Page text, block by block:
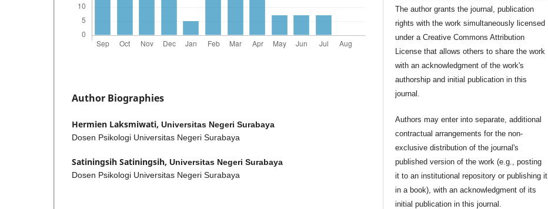
Author Biographies
Hermien Laksmiwati, Universitas Negeri Surabaya
Dosen Psikologi Universitas Negeri Surabaya
Satiningsih Satiningsih, Universitas Negeri Surabaya
Dosen Psikologi Universitas Negeri Surabaya
The author grants the journal, publication
rights with the work simultaneously licensed
under a Creative Commons Attribution
License that allows others to share the work
with an acknowledgment of the work's
authorship and initial publication in this
journal.
Authors may enter into separate, additional
contractual arrangements for the non-
exclusive distribution of the journal's
published version of the work (e.g., posting
it to an institutional repository or publishing it
in a book), with an acknowledgment of its
initial publication in this journal.